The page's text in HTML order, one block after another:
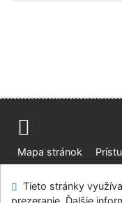
Mapa stránok
Tieto stránky
prezeranie. Ďalšie